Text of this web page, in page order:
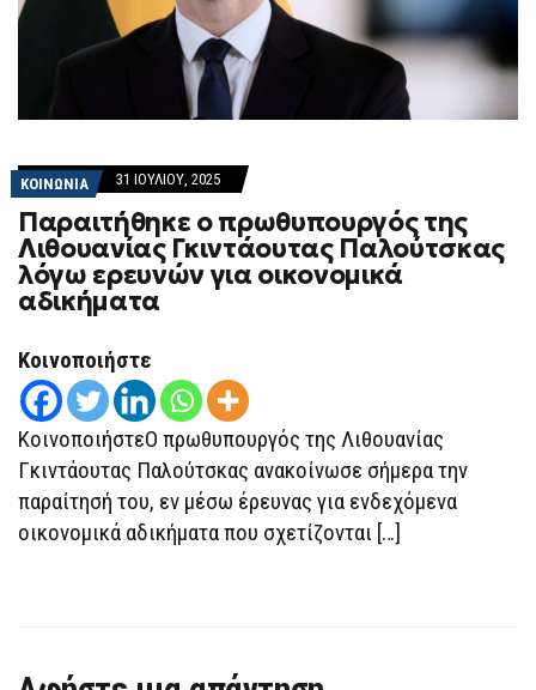
ΚΟΙΝΩΝΙΑ 31 ΙΟΥΛΊΟΥ, 2025
Παραιτήθηκε ο πρωθυπουργός της
Λιθουανίας Γκιντάουτας Παλούτσκας
λόγω ερευνών για οικονομικά
αδικήματα
Κοινοποιήστε
ΚοινοποιήστεΟ πρωθυπουργός της Λιθουανίας
Γκιντάουτας Παλούτσκας ανακοίνωσε σήμερα την
παραίτησή του, εν μέσω έρευνας για ενδεχόμενα
οικονομικά αδικήματα που σχετίζονται […]